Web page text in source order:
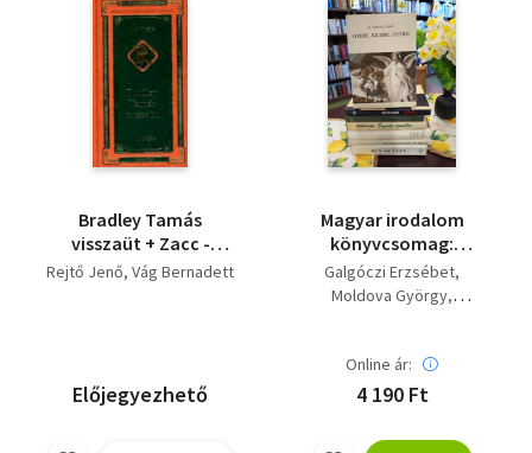
Bradley Tamás
visszaüt + Zacc -
Gangregény ( 2 kötet )
Rejtő Jenő Vág Bernadett
Előjegyezhető
Magyar irodalom
könyvcsomag:
Törvényen kívül és
belül, Bűn az élet után,
Múzsakarbantartási
alapismeretek,
Egymás szemében,
Galgóczi Erzsébet
Moldova György
Varga Klára Szilvási Lajos
Dr. Tornyai János
Online ár:
4 190 Ft